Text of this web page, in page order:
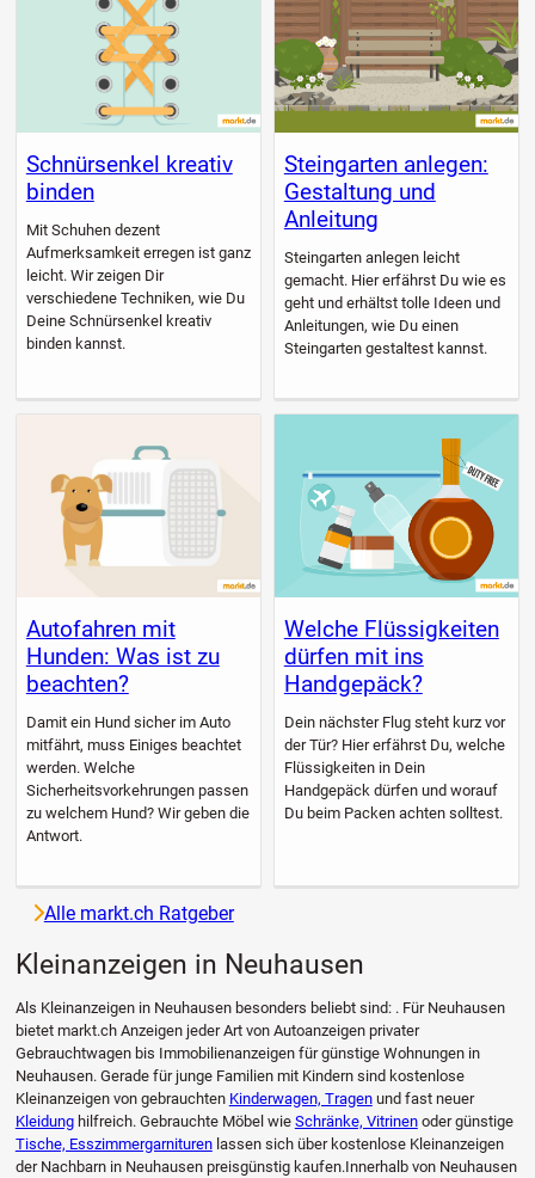
Schnürsenkel kreativ
binden
Mit Schuhen dezent
Aufmerksamkeit erregen ist ganz
leicht. Wir zeigen Dir
verschiedene Techniken, wie Du
Deine Schnürsenkel kreativ
binden kannst.
Steingarten anlegen:
Gestaltung und
Anleitung
Steingarten anlegen leicht
gemacht. Hier erfährst Du wie es
geht und erhältst tolle Ideen und
Anleitungen, wie Du einen
Steingarten gestaltest kannst.
Autofahren mit
Hunden: Was ist zu
beachten?
Damit ein Hund sicher im Auto
mitfährt, muss Einiges beachtet
werden. Welche
Sicherheitsvorkehrungen passen
zu welchem Hund? Wir geben die
Antwort.
Welche Flüssigkeiten
dürfen mit ins
Handgepäck?
Dein nächster Flug steht kurz vor
der Tür? Hier erfährst Du, welche
Flüssigkeiten in Dein
Handgepäck dürfen und worauf
Du beim Packen achten solltest.
Alle markt.ch Ratgeber
Kleinanzeigen in Neuhausen
Als Kleinanzeigen in Neuhausen besonders beliebt sind: . Für Neuhausen
bietet markt.ch Anzeigen jeder Art von Autoanzeigen privater
Gebrauchtwagen bis Immobilienanzeigen für günstige Wohnungen in
Neuhausen. Gerade für junge Familien mit Kindern sind kostenlose
Kleinanzeigen von gebrauchten Kinderwagen, Tragenund fast neuer
Kleidunghilfreich. Gebrauchte Möbel wie Schränke, Vitrinenoder günstige
Tische, Esszimmergarniturenlassen sich über kostenlose Kleinanzeigen
der Nachbarn in Neuhausen preisgünstig kaufen.Innerhalb von Neuhausen